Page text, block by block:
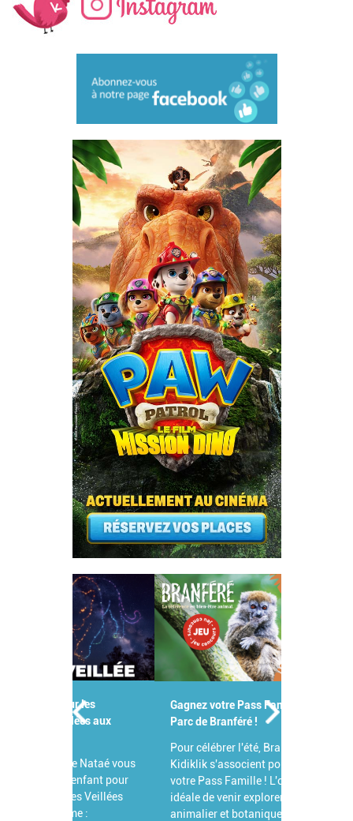
Gagnez votre Pass Famille pour le
Parc de Branféré !
Pour célébrer l'été, Branféré et
Kidiklik s'associent pour vous offrir
votre Pass Famille ! L'occasion
idéale de venir explorer ce parc
animalier et botanique d'exception